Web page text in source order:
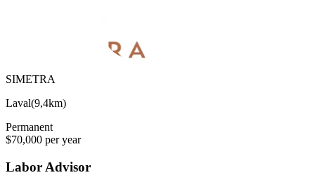
SIMETRA
Laval(9,4km)
Permanent
$70,000 per year
Labor Advisor